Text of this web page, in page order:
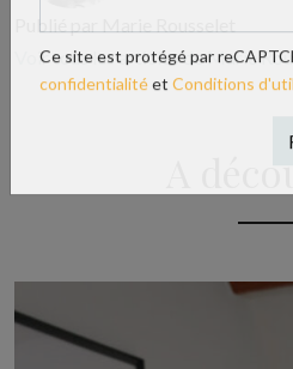
Ce site est protégé par
Voir tous les articles de Marie
A